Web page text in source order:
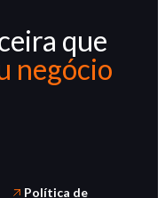
que
negócio
Política de